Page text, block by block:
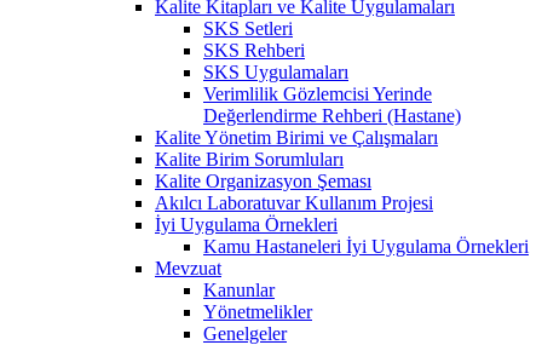
Kalite Kitapları ve Kalite Uygulamaları
SKS Setleri
SKS Rehberi
SKS Uygulamaları
Verimlilik Gözlemcisi Yerinde
Değerlendirme Rehberi (Hastane)
Kalite Yönetim Birimi ve Çalışmaları
Kalite Birim Sorumluları
Kalite Organizasyon Şeması
Akılcı Laboratuvar Kullanım Projesi
İyi Uygulama Örnekleri
Kamu Hastaneleri İyi Uygulama Örnekleri
Mevzuat
Kanunlar
Yönetmelikler
Genelgeler